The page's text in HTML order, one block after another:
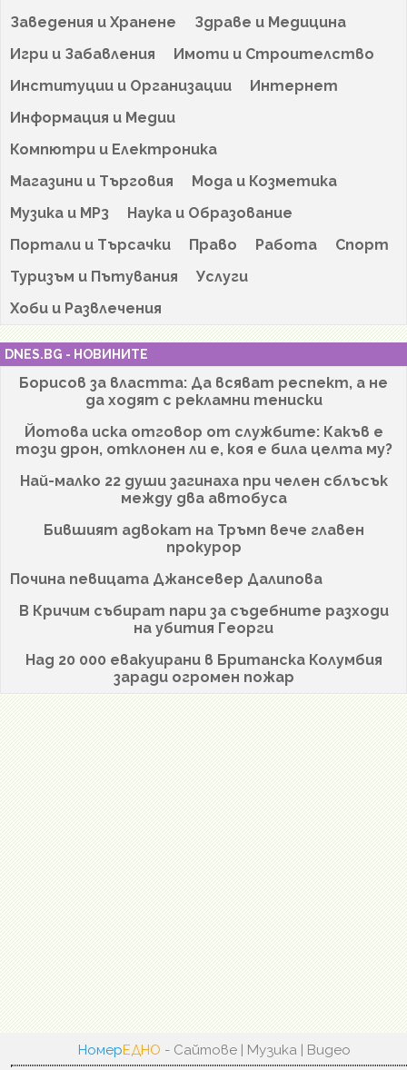
Заведения и Хранене
Здраве и Медицина
Игри и Забавления
Имоти и Строителство
Институции и Организации
Интернет
Информация и Медии
Компютри и Електроника
Магазини и Търговия
Мода и Козметика
Музика и MP3
Наука и Образование
Портали и Търсачки
Право Работа
Спорт
Туризъм и Пътувания
Услуги
Хоби и Развлечения
DNES.BG - НОВИНИТЕ
Борисов за властта: Да всяват респект, а не
да ходят с рекламни тениски
Йотова иска отговор от службите: Какъв е
този дрон, отклонен ли е, коя е била целта му?
Най-малко 22 души загинаха при челен сблъсък
между два автобуса
Бившият адвокат на Тръмп вече главен
прокурор
Почина певицата Джансевер Далипова
В Кричим събират пари за съдебните разходи
на убития Георги
Над 20 000 евакуирани в Британска Колумбия
заради огромен пожар
НомерЕДНО - Сайтове | Музика | Видео